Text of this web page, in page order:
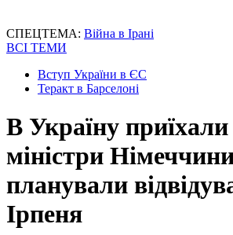
СПЕЦТЕМА: Війна в Ірані
ВСІ ТЕМИ
Вступ України в ЄС
Теракт в Барселоні
В Україну
міністри
планували
Ірпеня